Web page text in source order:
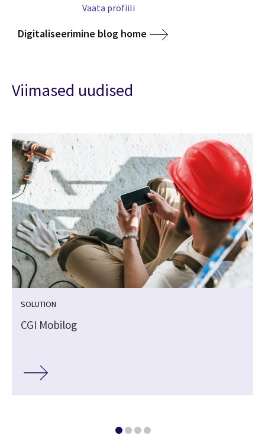
Vaata profiili
Digitaliseerimine blog home
Viimased uudised
SOLUTION
CGI Mobilog